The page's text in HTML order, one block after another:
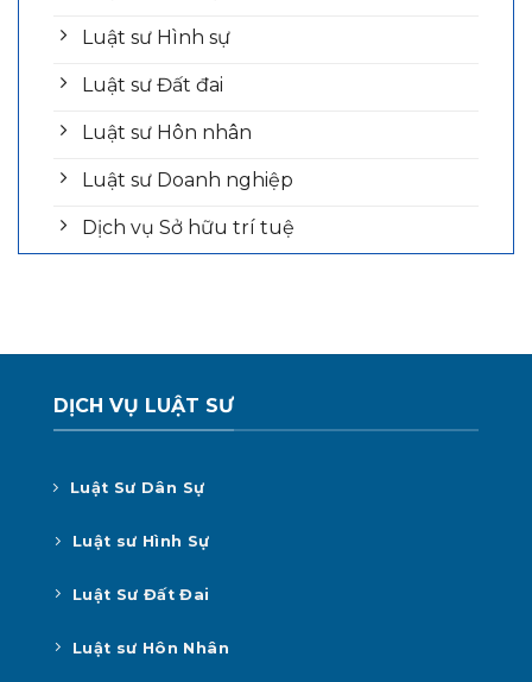
Luật sư Hình sự
Luật sư Đất đai
Luật sư Hôn nhân
Luật sư Doanh nghiệp
Dịch vụ Sở hữu trí tuệ
DỊCH VỤ LUẬT SƯ
Luật Sư Dân Sự
Luật sư Hình Sự
Luật Sư Đất Đai
Luật sư Hôn Nhân